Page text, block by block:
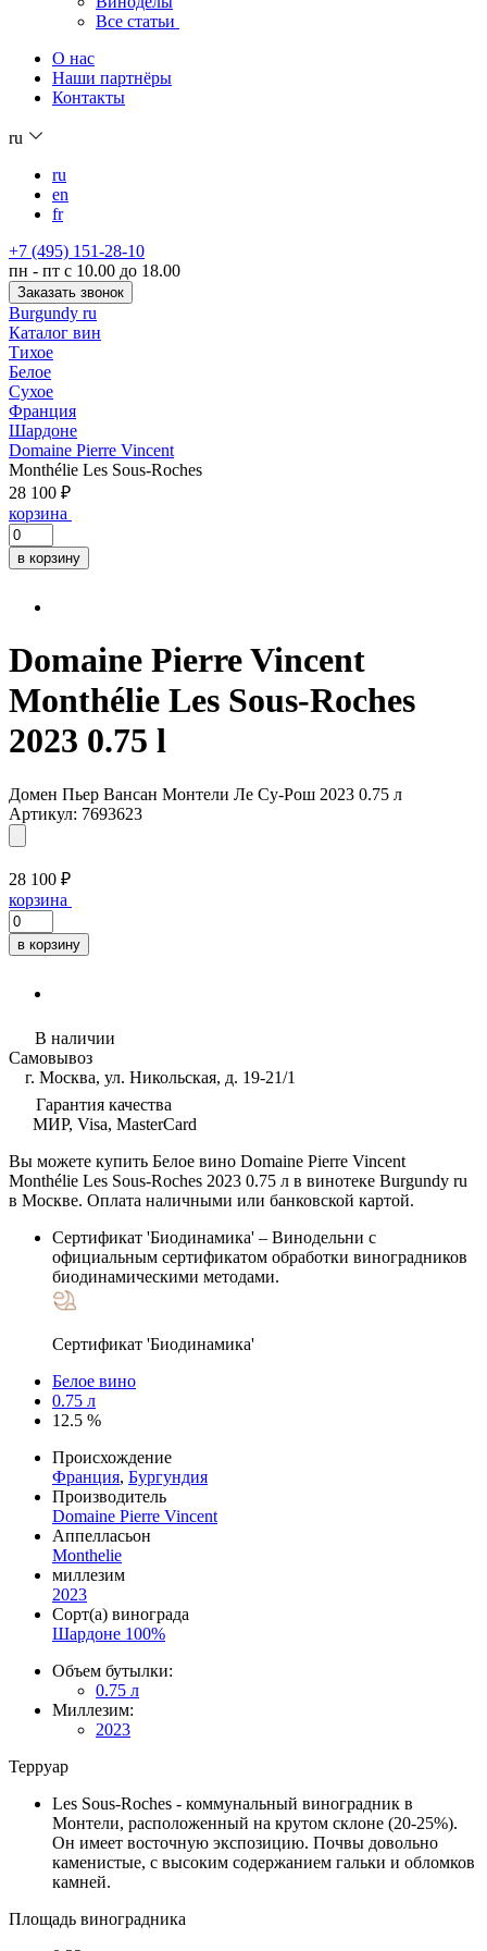
Все статьи
О нас
Наши партнёры
Контакты
ru
ru
en
fr
+7 (495) 151-28-10
пн - пт с 10.00 до 18.00
Заказать звонок
Burgundy ru
Каталог вин
Тихое
Белое
Сухое
Франция
Шардоне
Domaine Pierre Vincent
Monthélie Les Sous-Roches
28 100 ₽
корзина
в корзину
Domaine Pierre Vincent
Monthélie Les Sous-Roches
2023 0.75 l
Домен Пьер Вансан Монтели Ле Су-Рош 2023 0.75 л
Артикул: 7693623
28 100 ₽
корзина
в корзину
В наличии
Самовывоз
г. Москва, ул. Никольская, д. 19-21/1
Гарантия качества
МИР, Visa, MasterCard
Вы можете купить Белое вино Domaine Pierre Vincent
Monthélie Les Sous-Roches 2023 0.75 л в винотеке Burgundy ru
в Москве. Оплата наличными или банковской картой.
Сертификат 'Биодинамика' – Винодельни с
официальным сертификатом обработки виноградников
биодинамическими методами.
Сертификат 'Биодинамика'
Белое вино
0.75 л
12.5 %
Происхождение
Франция, Бургундия
Производитель
Domaine Pierre Vincent
Аппелласьон
Monthelie
миллезим
2023
Сорт(а) винограда
Шардоне 100%
Объем бутылки:
0.75 л
Миллезим:
2023
Терруар
Les Sous-Roches - коммунальный виноградник в
Монтели, расположенный на крутом склоне (20-25%).
Он имеет восточную экспозицию. Почвы довольно
каменистые, с высоким содержанием гальки и обломков
камней.
Площадь виноградника